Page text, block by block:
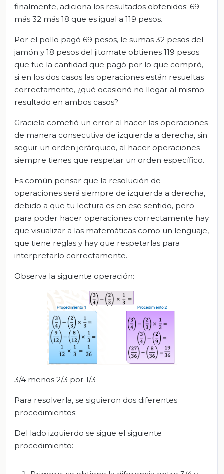
finalmente, adiciona los resultados obtenidos: 69
más 32 más 18 que es igual a 119 pesos.
Por el pollo pagó 69 pesos, le sumas 32 pesos del
jamón y 18 pesos del jitomate obtienes 119 pesos
que fue la cantidad que pagó por lo que compró,
si en los dos casos las operaciones están resueltas
correctamente, ¿qué ocasionó no llegar al mismo
resultado en ambos casos?
Graciela cometió un error al hacer las operaciones
de manera consecutiva de izquierda a derecha, sin
seguir un orden jerárquico, al hacer operaciones
siempre tienes que respetar un orden específico.
Es común pensar que la resolución de
operaciones será siempre de izquierda a derecha,
debido a que tu lectura es en ese sentido, pero
para poder hacer operaciones correctamente hay
que visualizar a las matemáticas como un lenguaje,
que tiene reglas y hay que respetarlas para
interpretarlo correctamente.
Observa la siguiente operación:
3/4 menos 2/3 por 1/3
Para resolverla, se siguieron dos diferentes
procedimientos:
Del lado izquierdo se sigue el siguiente
procedimiento: